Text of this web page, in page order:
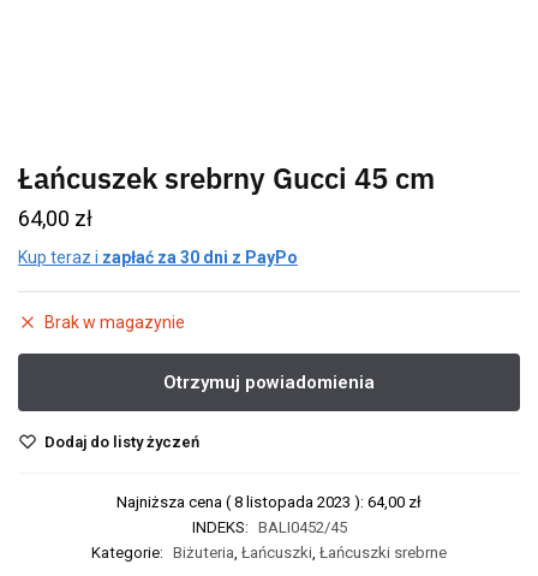
Łańcuszek srebrny Gucci 45 cm
64,00 zł
Kup teraz i zapłać za 30 dni z PayPo
Brak w magazynie
Dodaj do listy życzeń
Najniższa cena ( 8 listopada 2023 ): 64,00 zł
INDEKS: BALI0452/45
Kategorie: Biżuteria, Łańcuszki, Łańcuszki srebrne